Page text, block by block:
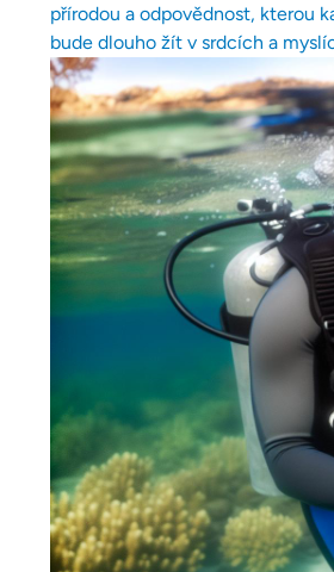
přírodou a odpovědnost, kterou
bude dlouho žít v srdcích a